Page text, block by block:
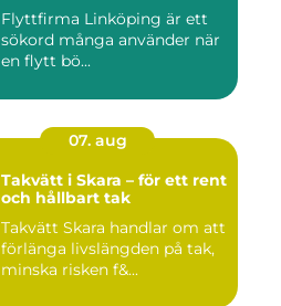
Flyttfirma Linköping är ett
sökord många använder när
en flytt bö...
07. aug
Takvätt i Skara – för ett rent
och hållbart tak
Takvätt Skara handlar om att
förlänga livslängden på tak,
minska risken f&...